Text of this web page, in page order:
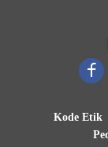
Kode Etik